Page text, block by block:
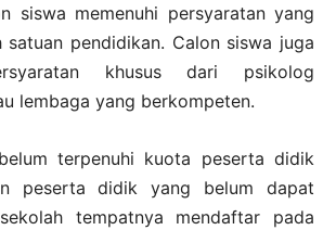
siswa memenuhi persyaratan yang
pendidikan. Calon siswa juga
khusus dari psikolog
lembaga yang berkompeten.
terpenuhi kuota peserta didik
peserta didik yang belum dapat
tempatnya mendaftar pada